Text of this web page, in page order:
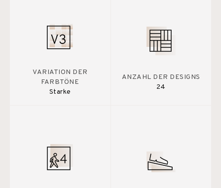
VARIATION DER
FARBTÖNE
Starke
ANZAHL DER DESIGNS
24